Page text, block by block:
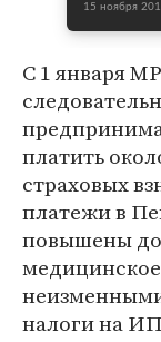
15 ноября
С 1 января
платить
страховых
платежи в
повышены
медицинское
налоги на